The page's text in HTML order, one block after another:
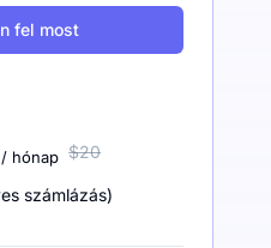
fel most
/ hónap $20
számlázás)